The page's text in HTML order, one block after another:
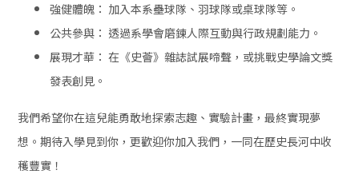
強健體魄： 加入本系壘球隊、羽球隊或桌球隊等。
公共參與： 透過系學會磨鍊人際互動與行政規劃能力。
展現才華： 在《史薈》雜誌試展啼聲，或挑戰史學論文獎
發表創見。
我們希望你在這兒能勇敢地探索志趣、實驗計畫，最終實現夢
想。期待入學見到你，更歡迎你加入我們，一同在歷史長河中收
穫豐實！